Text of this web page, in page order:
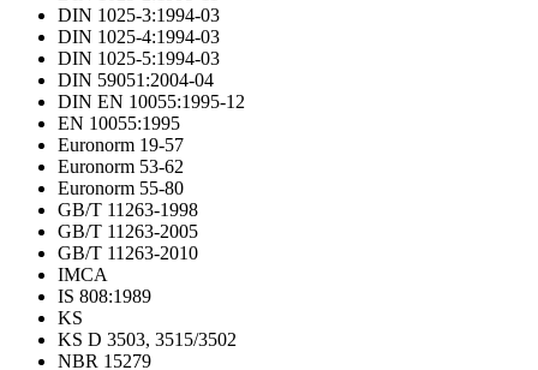
DIN 1025-3:1994-03
DIN 1025-4:1994-03
DIN 1025-5:1994-03
DIN 59051:2004-04
DIN EN 10055:1995-12
EN 10055:1995
Euronorm 19-57
Euronorm 53-62
Euronorm 55-80
GB/T 11263-1998
GB/T 11263-2005
GB/T 11263-2010
IMCA
IS 808:1989
KS
KS D 3503, 3515/3502
NBR 15279